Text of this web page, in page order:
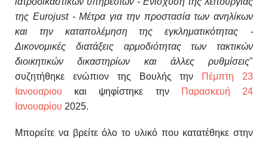
της Eurojust - Μέτρα για την προστασία των ανηλίκων
και την καταπολέμηση της εγκληματικότητας -
Δικονομικές διατάξεις αρμοδιότητας των τακτικών
διοικητικών δικαστηρίων και άλλες ρυθμίσεις"
συζητήθηκε ενώπιον της Βουλής την
Πέμπτη 23
Ιανουαριου και ψηφίστηκε την
Παρασκευή 24
Ιανουαρίου 2025.
Μπορείτε να βρείτε όλο το υλικό που κατατέθηκε στην